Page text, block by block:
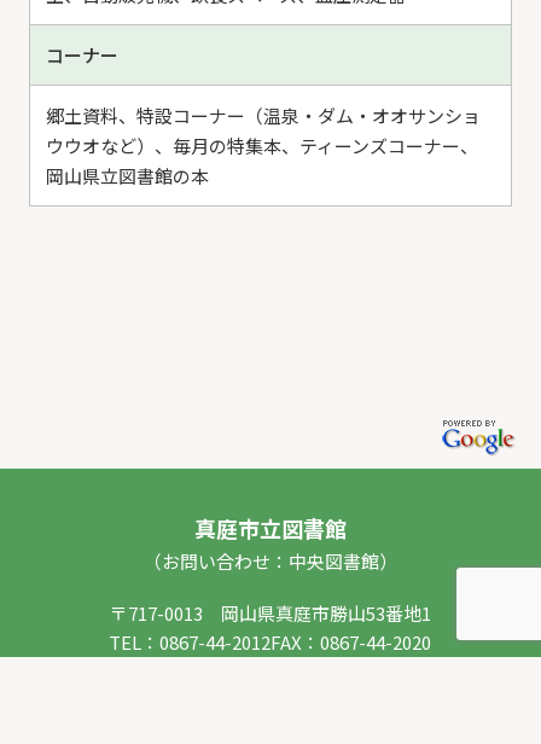
コーナー
郷土資料、特設コーナー（温泉・ダム・オオサンショ
ウウオなど）、毎月の特集本、ティーンズコーナー、
岡山県立図書館の本
真庭市立図書館
（お問い合わせ：中央図書館）
〒717-0013 岡山県真庭市勝山53番地1
TEL：0867-44-2012FAX：0867-44-2020